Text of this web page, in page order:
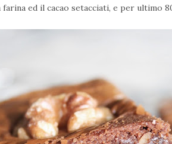
ed il cacao setacciati, e per ultimo